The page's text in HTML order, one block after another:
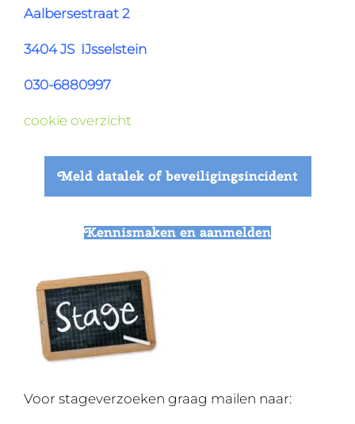
Aalbersestraat 2
3404 JS IJsselstein
030-6880997
cookie overzicht
Meld datalek of beveiligingsincident
Kennismaken en aanmelden
Voor stageverzoeken graag mailen naar: